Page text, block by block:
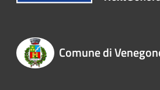
Comune di